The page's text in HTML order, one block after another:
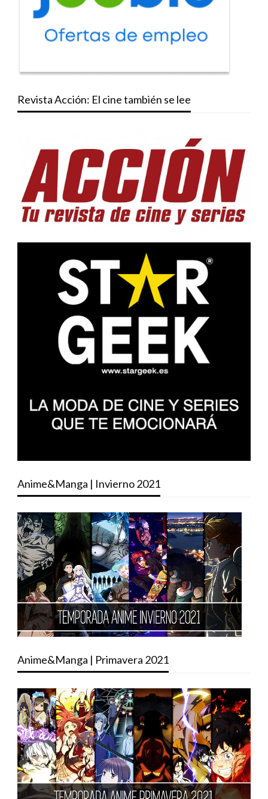
Revista Acción: El cine también se lee
Anime&Manga | Invierno 2021
Anime&Manga | Primavera 2021